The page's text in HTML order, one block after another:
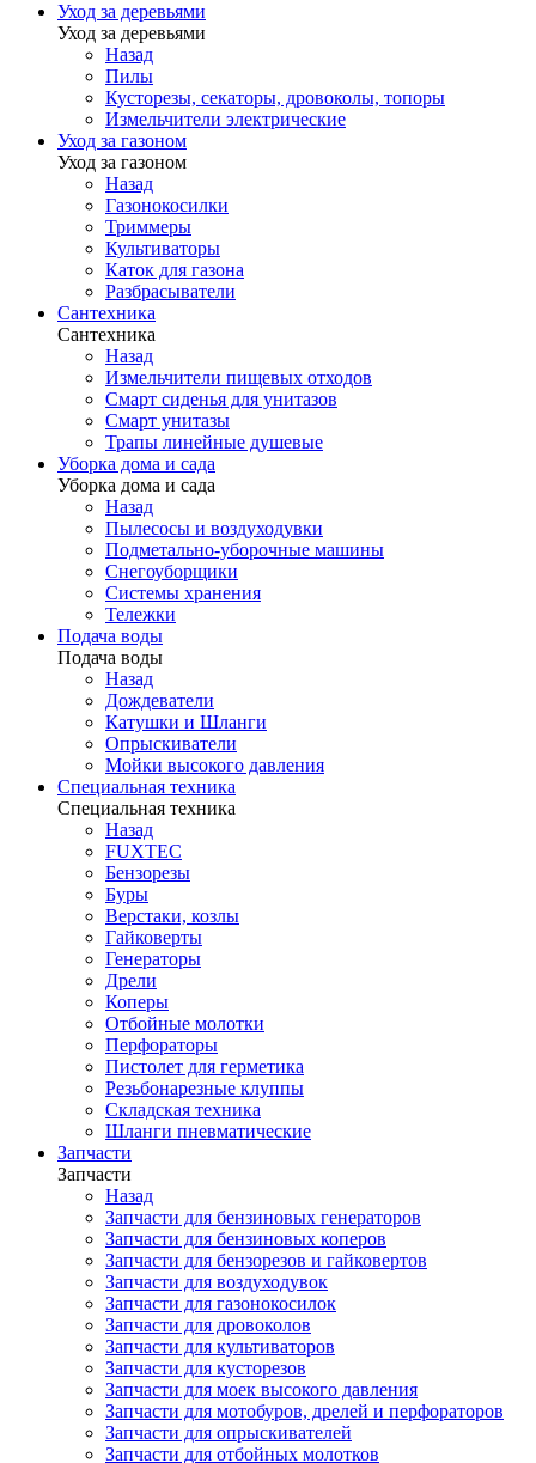
Уход за деревьями
Уход за деревьями
Назад
Пилы
Кусторезы, секаторы, дровоколы, топоры
Измельчители электрические
Уход за газоном
Уход за газоном
Назад
Газонокосилки
Триммеры
Культиваторы
Каток для газона
Разбрасыватели
Сантехника
Сантехника
Назад
Измельчители пищевых отходов
Смарт сиденья для унитазов
Смарт унитазы
Трапы линейные душевые
Уборка дома и сада
Уборка дома и сада
Назад
Пылесосы и воздуходувки
Подметально-уборочные машины
Снегоуборщики
Системы хранения
Тележки
Подача воды
Подача воды
Назад
Дождеватели
Катушки и Шланги
Опрыскиватели
Мойки высокого давления
Специальная техника
Специальная техника
Назад
FUXTEC
Бензорезы
Буры
Верстаки, козлы
Гайковерты
Генераторы
Дрели
Коперы
Отбойные молотки
Перфораторы
Пистолет для герметика
Резьбонарезные клуппы
Складская техника
Шланги пневматические
Запчасти
Запчасти
Назад
Запчасти для бензиновых генераторов
Запчасти для бензиновых коперов
Запчасти для бензорезов и гайковертов
Запчасти для воздуходувок
Запчасти для газонокосилок
Запчасти для дровоколов
Запчасти для культиваторов
Запчасти для кусторезов
Запчасти для моек высокого давления
Запчасти для мотобуров, дрелей и перфораторов
Запчасти для опрыскивателей
Запчасти для отбойных молотков